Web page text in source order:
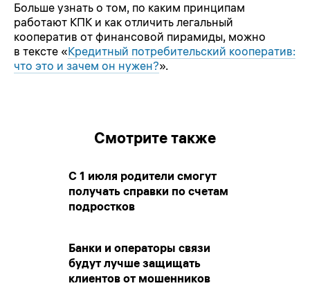
Больше узнать о том, по каким принципам
работают КПК и как отличить легальный
кооператив от финансовой пирамиды, можно
в тексте «Кредитный потребительский кооператив:
что это и зачем он нужен?».
Смотрите также
С 1 июля родители смогут
получать справки по счетам
подростков
Банки и операторы связи
будут лучше защищать
клиентов от мошенников